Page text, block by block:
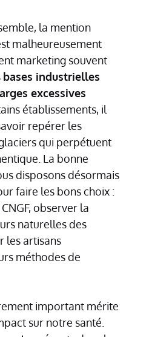
la mention
malheureusement
marketing souvent
bases industrielles
excessives
établissements, il
repérer les
qui perpétuent
La bonne
disposons désormais
faire les bons choix :
observer la
naturelles des
les artisans
méthodes de
important mérite
sur notre santé.